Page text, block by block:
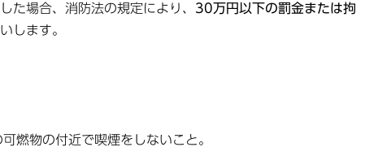
た場合、消防法の規定により、 30万円以下の罰金または拘
します。
燃物の付近で喫煙をしないこと。